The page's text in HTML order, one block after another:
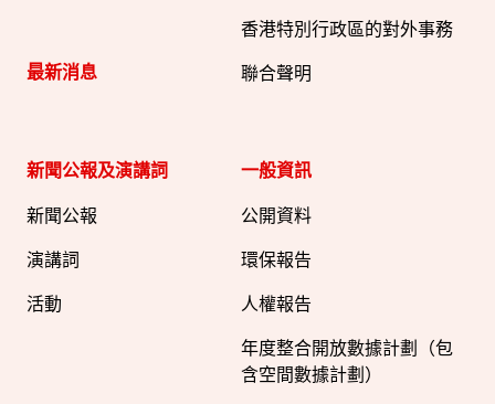
最新消息
香港特別行政區的對外事務
聯合聲明
新聞公報及演講詞
新聞公報
演講詞
活動
一般資訊​
公開資料
環保報告
人權報告
年度整合開放數據計劃（包
含空間數據計劃）